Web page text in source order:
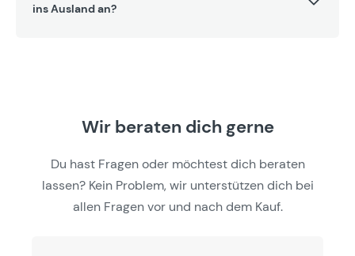
ins Ausland an?
Wir beraten dich gerne
Du hast Fragen oder möchtest dich beraten
lassen? Kein Problem, wir unterstützen dich bei
allen Fragen vor und nach dem Kauf.